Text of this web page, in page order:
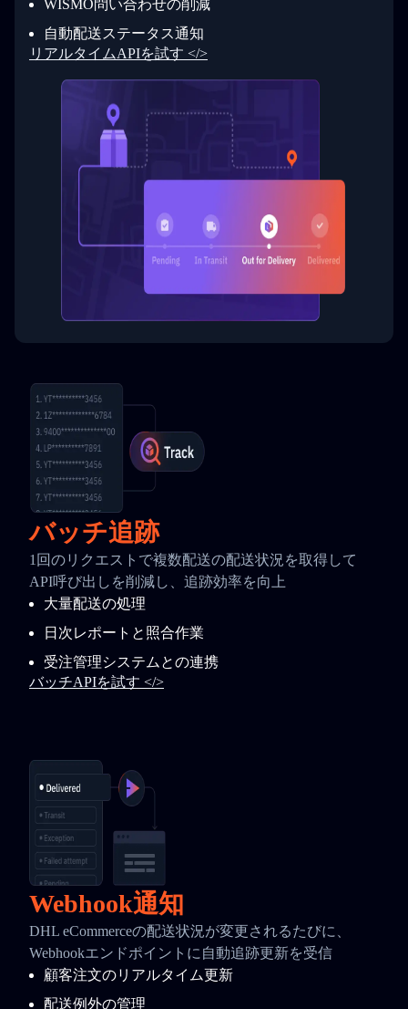
33
34
  }
}
WISMO問い合わせの削減
自動配送ステータス通知
リアルタイムAPIを試す </>
バッチ追跡
1回のリクエストで複数配送の配送状況を取得して
API呼び出しを削減し、追跡効率を向上
大量配送の処理
日次レポートと照合作業
受注管理システムとの連携
バッチAPIを試す </>
Webhook通知
DHL eCommerceの配送状況が変更されるたびに、
Webhookエンドポイントに自動追跡更新を受信
顧客注文のリアルタイム更新
配送例外の管理